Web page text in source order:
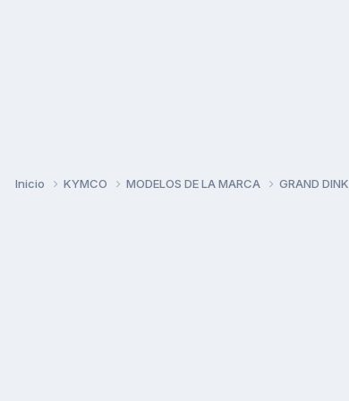
Inicio KYMCO MODELOS DE LA MARCA GRAND DINK